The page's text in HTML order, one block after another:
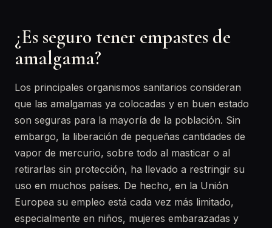
¿Es seguro tener empastes de
amalgama?
Los principales organismos sanitarios consideran
que las amalgamas ya colocadas y en buen estado
son seguras para la mayoría de la población. Sin
embargo, la liberación de pequeñas cantidades de
vapor de mercurio, sobre todo al masticar o al
retirarlas sin protección, ha llevado a restringir su
uso en muchos países. De hecho, en la Unión
Europea su empleo está cada vez más limitado,
especialmente en niños, mujeres embarazadas y